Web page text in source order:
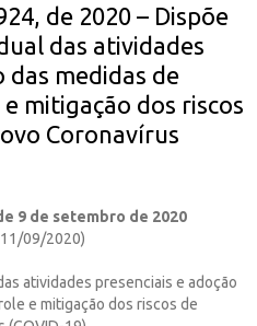
de 2020 – Dispõe
das atividades
das medidas de
mitigação dos riscos
Coronavírus
9 de setembro de 2020
09/2020)
atividades presenciais e adoção
e mitigação dos riscos de